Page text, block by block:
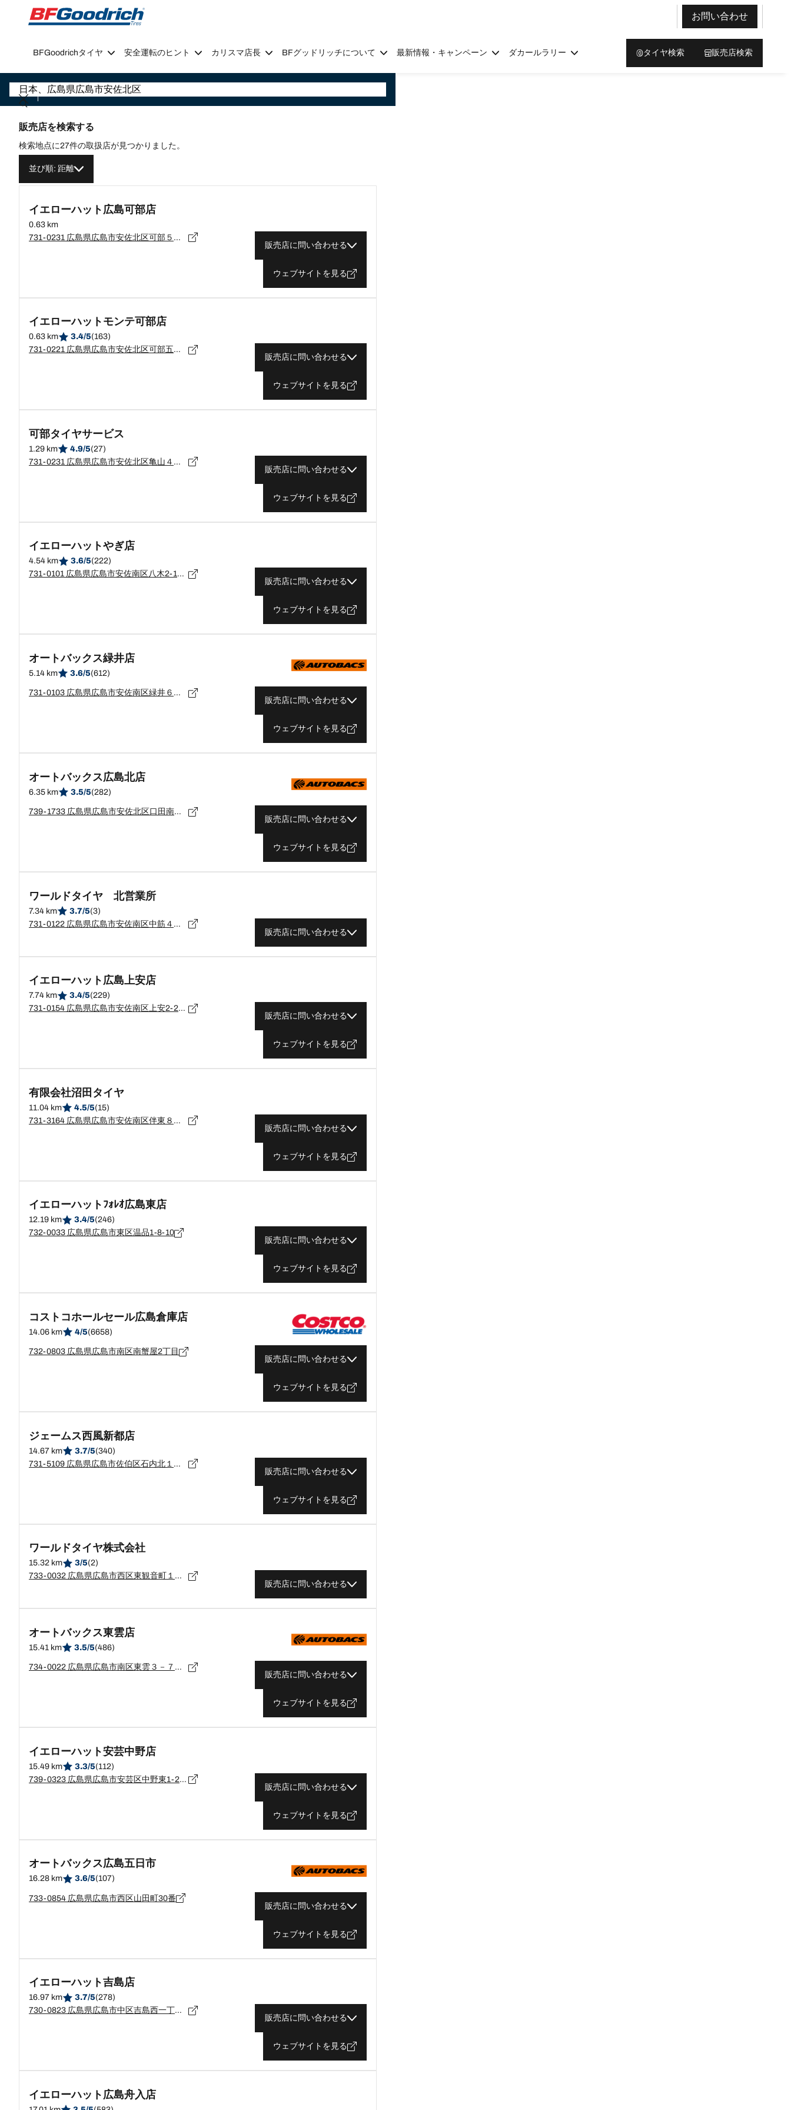
Go to page content
Go to page navigation
お問い合わせ
BFGoodrichタイヤ 安全運転のヒント カリスマ店長 BFグッドリッチについて 最新情報・キャンペーン ダカールラリー タイヤ検索 販売店検索
販売店を検索する
検索地点に27件の取扱店が見つかりました。
並び順: 距離
イエローハット広島可部店
0.63 km
731-0231 広島県広島市安佐北区可部５－８－４
販売店に問い合わせる
ウェブサイトを見る
イエローハットモンテ可部店
0.63 km 3.4/5(163)
731-0221 広島県広島市安佐北区可部五丁目8番4号
販売店に問い合わせる
ウェブサイトを見る
可部タイヤサービス
1.29 km 4.9/5(27)
731-0231 広島県広島市安佐北区亀山４－１４－７
販売店に問い合わせる
ウェブサイトを見る
イエローハットやぎ店
4.54 km 3.6/5(222)
731-0101 広島県広島市安佐南区八木2-16-18
販売店に問い合わせる
ウェブサイトを見る
オートバックス緑井店
5.14 km 3.6/5(612)
731-0103 広島県広島市安佐南区緑井６丁目３番２８号
販売店に問い合わせる
ウェブサイトを見る
オートバックス広島北店
6.35 km 3.5/5(282)
739-1733 広島県広島市安佐北区口田南７－１４－２０
販売店に問い合わせる
ウェブサイトを見る
ワールドタイヤ 北営業所
7.34 km 3.7/5(3)
731-0122 広島県広島市安佐南区中筋４－１２－１６
販売店に問い合わせる
イエローハット広島上安店
7.74 km 3.4/5(229)
731-0154 広島県広島市安佐南区上安2-26-6
販売店に問い合わせる
ウェブサイトを見る
有限会社沼田タイヤ
11.04 km 4.5/5(15)
731-3164 広島県広島市安佐南区伴東８－８１－３４
販売店に問い合わせる
ウェブサイトを見る
イエローハットﾌｫﾚｵ広島東店
12.19 km 3.4/5(246)
732-0033 広島県広島市東区温品1-8-10
販売店に問い合わせる
ウェブサイトを見る
コストコホールセール広島倉庫店
14.06 km 4/5(6658)
732-0803 広島県広島市南区南蟹屋2丁目
販売店に問い合わせる
ウェブサイトを見る
ジェームス西風新都店
14.67 km 3.7/5(340)
731-5109 広島県広島市佐伯区石内北１丁目１番１号
販売店に問い合わせる
ウェブサイトを見る
ワールドタイヤ株式会社
15.32 km 3/5(2)
733-0032 広島県広島市西区東観音町１２－３
販売店に問い合わせる
オートバックス東雲店
15.41 km 3.5/5(486)
734-0022 広島県広島市南区東雲３－７－１８
販売店に問い合わせる
ウェブサイトを見る
イエローハット安芸中野店
15.49 km 3.3/5(112)
739-0323 広島県広島市安芸区中野東1-23-7
販売店に問い合わせる
ウェブサイトを見る
オートバックス広島五日市
16.28 km 3.6/5(107)
733-0854 広島県広島市西区山田町30番
販売店に問い合わせる
ウェブサイトを見る
イエローハット吉島店
16.97 km 3.7/5(278)
730-0823 広島県広島市中区吉島西一丁目24番30号
販売店に問い合わせる
ウェブサイトを見る
イエローハット広島舟入店